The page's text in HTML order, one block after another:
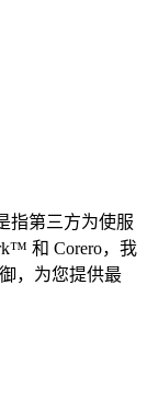
指第三方为使服
和 Corero，我
，为您提供最